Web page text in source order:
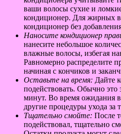
ваши волосы сухие и
кондиционер. Для жирных
кондиционер без
Наносите кондиционер
нанесите небольшое
влажные волосы, избегая
Равномерно распределите
начиная с кончиков и
Оставьте на время: Дайте
подействовать. Обычно это
минут. Во время ожидания
другие процедуры ухода за
Тщательно смойте: После
подействовал, тщательно